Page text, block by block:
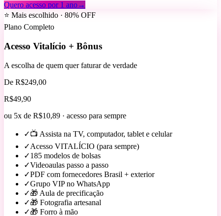
Quero acesso por 1 ano→
⭐ Mais escolhido · 80% OFF
Plano Completo
Acesso Vitalício + Bônus
A escolha de quem quer faturar de verdade
De R$249,00
R$49,90
ou 5x de R$10,89 · acesso para sempre
✓📺 Assista na TV, computador, tablet e celular
✓Acesso VITALÍCIO (para sempre)
✓185 modelos de bolsas
✓Videoaulas passo a passo
✓PDF com fornecedores Brasil + exterior
✓Grupo VIP no WhatsApp
✓🎁 Aula de precificação
✓🎁 Fotografia artesanal
✓🎁 Forro à mão